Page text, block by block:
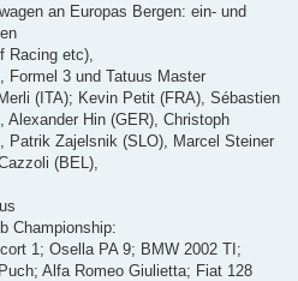
an Europas Bergen: ein- und
Racing etc),
Formel 3 und Tatuus Master
(ITA); Kevin Petit (FRA), Sébastien
Hin (GER), Christoph
Patrik Zajelsnik (SLO), Marcel Steiner
(BEL),
Championship:
1; Osella PA 9; BMW 2002 TI;
Alfa Romeo Giulietta; Fiat 128